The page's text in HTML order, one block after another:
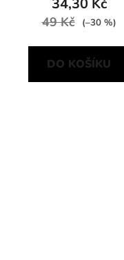
34,30 Kč
49 Kč (–30 %)
DO KOŠÍKU